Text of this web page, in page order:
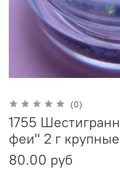
(0)
1755
феи" 2 г крупные
80.00 руб